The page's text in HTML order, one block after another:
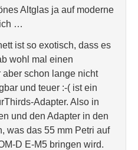
Altglas ja auf moderne
…
ist so exotisch, dass es
wohl mal einen
aber schon lange nicht
und teuer :-( ist ein
Adapter. Also in
und den Adapter in den
was das 55 mm Petri auf
D E-M5 bringen wird.